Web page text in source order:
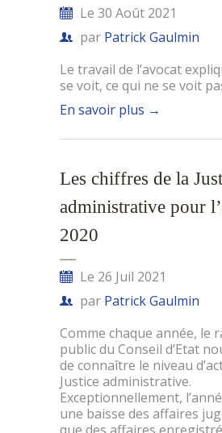
Le 30 Août 2021
par Patrick Gaulmin
Le travail de l’avocat
se voit, ce qui ne se voit
En savoir plus →
Les chiffres de la
administrative pour
2020
Le 26 Juil 2021
par Patrick Gaulmin
Comme chaque année, le
public du Conseil d’Etat
de connaître le niveau
Justice administrative.
Exceptionnellement,
une baisse des affaires